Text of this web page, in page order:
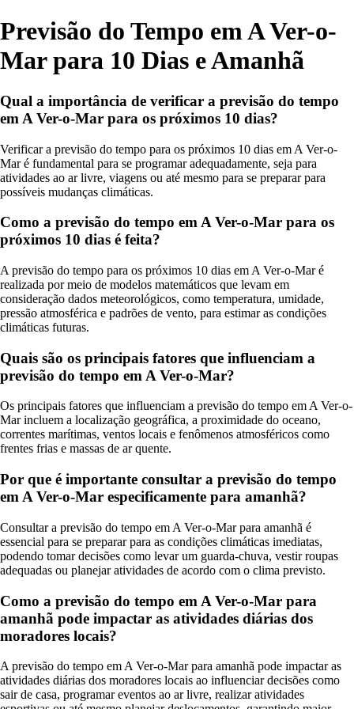
Previsão do Tempo em A Ver-o-
Mar para 10 Dias e Amanhã
Qual a importância de verificar a previsão do tempo
em A Ver-o-Mar para os próximos 10 dias?
Verificar a previsão do tempo para os próximos 10 dias em A Ver-o-
Mar é fundamental para se programar adequadamente, seja para
atividades ao ar livre, viagens ou até mesmo para se preparar para
possíveis mudanças climáticas.
Como a previsão do tempo em A Ver-o-Mar para os
próximos 10 dias é feita?
A previsão do tempo para os próximos 10 dias em A Ver-o-Mar é
realizada por meio de modelos matemáticos que levam em
consideração dados meteorológicos, como temperatura, umidade,
pressão atmosférica e padrões de vento, para estimar as condições
climáticas futuras.
Quais são os principais fatores que influenciam a
previsão do tempo em A Ver-o-Mar?
Os principais fatores que influenciam a previsão do tempo em A Ver-o-
Mar incluem a localização geográfica, a proximidade do oceano,
correntes marítimas, ventos locais e fenômenos atmosféricos como
frentes frias e massas de ar quente.
Por que é importante consultar a previsão do tempo
em A Ver-o-Mar especificamente para amanhã?
Consultar a previsão do tempo em A Ver-o-Mar para amanhã é
essencial para se preparar para as condições climáticas imediatas,
podendo tomar decisões como levar um guarda-chuva, vestir roupas
adequadas ou planejar atividades de acordo com o clima previsto.
Como a previsão do tempo em A Ver-o-Mar para
amanhã pode impactar as atividades diárias dos
moradores locais?
A previsão do tempo em A Ver-o-Mar para amanhã pode impactar as
atividades diárias dos moradores locais ao influenciar decisões como
sair de casa, programar eventos ao ar livre, realizar atividades